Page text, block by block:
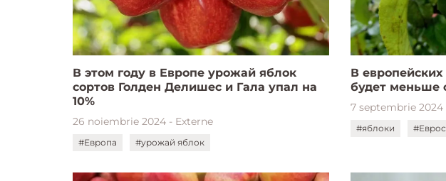
В этом году в Европе урожай яблок
сортов Голден Делишес и Гала упал на
10%
26 noiembrie 2024 - Externe
#Европа #урожай яблок
В
будет меньше
7 septembrie 2024
#яблоки